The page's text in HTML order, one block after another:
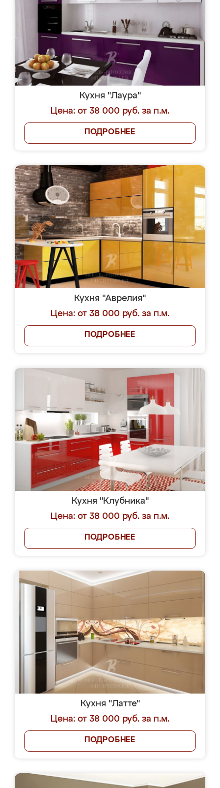
Кухня "Лаура"
Цена: от 38 000 руб. за п.м.
ПОДРОБНЕЕ
Кухня "Аврелия"
Цена: от 38 000 руб. за п.м.
ПОДРОБНЕЕ
Кухня "Клубника"
Цена: от 38 000 руб. за п.м.
ПОДРОБНЕЕ
Кухня "Латте"
Цена: от 38 000 руб. за п.м.
ПОДРОБНЕЕ